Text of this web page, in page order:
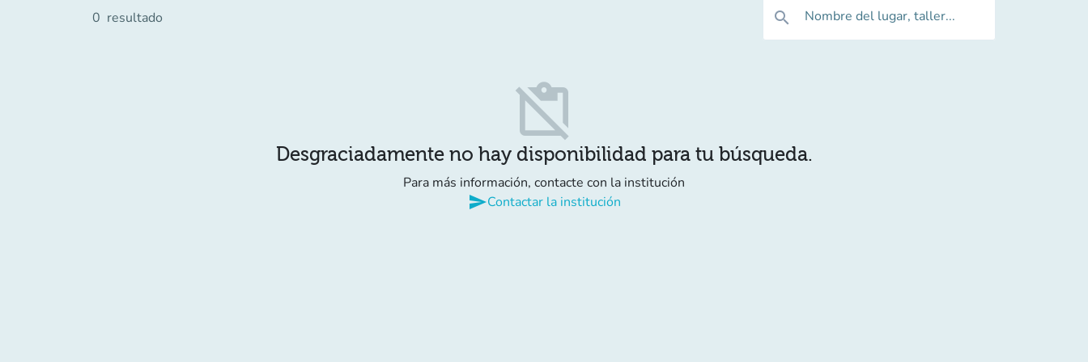
0 resultado search Nombre del lugar, taller...
content_paste_off
Desgraciadamente no hay disponibilidad para tu búsqueda.
Para más información, contacte con la institución
sendContactar la institución